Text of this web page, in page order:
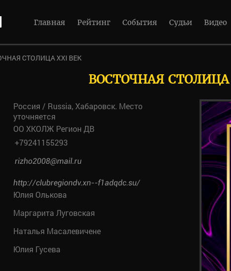
Главная Рейтинг События Судьи Видео
СТОЛИЦА XXI ВЕК
ВОСТОЧНАЯ СТОЛИЦА
Россия / Russia, Хабаровск. Место
уточняется
ОО ХКОЛЖ Регион ДВ
+79241155293
rizho2008@mail.ru
http://clubregiondv.xn--f1adqdc.su/
Юлия Олькова
Маргарита Луговская
Наталья Масалевичене
Юлия Гусева